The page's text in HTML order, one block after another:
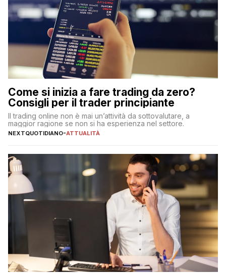
Come si inizia a fare trading da zero?
Consigli per il trader principiante
Il trading online non è mai un’attività da sottovalutare, a
maggior ragione se non si ha esperienza nel settore.
NEXTQUOTIDIANO-ATTUALITÀ